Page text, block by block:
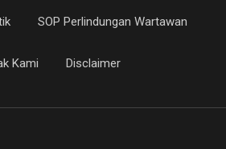
SOP Perlindungan Wartawan
Kami Disclaimer